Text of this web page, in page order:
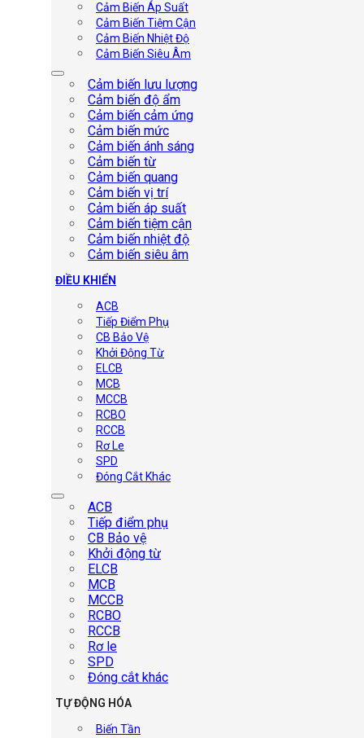
Cảm Biến Áp Suất
Cảm Biến Tiệm Cận
Cảm Biến Nhiệt Độ
Cảm Biến Siêu Âm
Cảm biến lưu lượng
Cảm biến độ ẩm
Cảm biến cảm ứng
Cảm biến mức
Cảm biến ánh sáng
Cảm biến từ
Cảm biến quang
Cảm biến vị trí
Cảm biến áp suất
Cảm biến tiệm cận
Cảm biến nhiệt độ
Cảm biến siêu âm
ĐIỀU KHIỂN
ACB
Tiếp Điểm Phụ
CB Bảo Vệ
Khởi Động Từ
ELCB
MCB
MCCB
RCBO
RCCB
Rơ Le
SPD
Đóng Cắt Khác
ACB
Tiếp điểm phụ
CB Bảo vệ
Khởi động từ
ELCB
MCB
MCCB
RCBO
RCCB
Rơ le
SPD
Đóng cắt khác
TỰ ĐỘNG HÓA
Biến Tần